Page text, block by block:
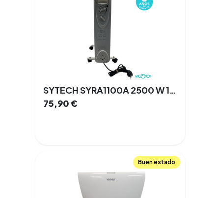
SYTECH SYRA1100A 2500 W 11 Elementos
75,90€
Buen estado